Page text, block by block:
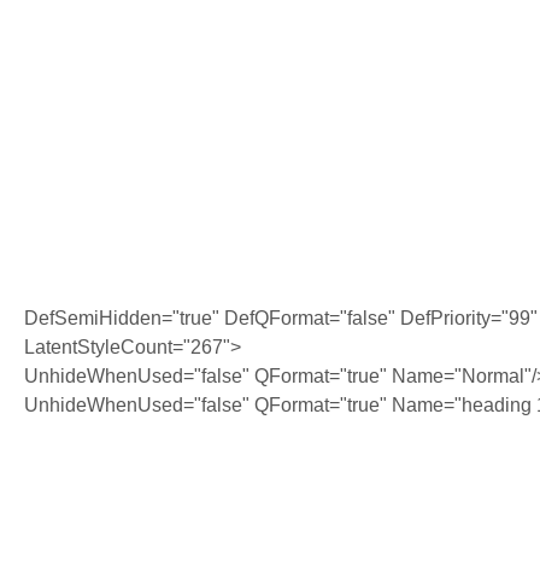
DefSemiHidden="true" DefQFormat="false" DefPriority="99"
LatentStyleCount="267">
UnhideWhenUsed="false" QFormat="true" Name="Normal"/
UnhideWhenUsed="false" QFormat="true" Name="heading